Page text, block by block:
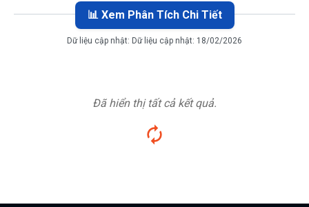
📊 Xem Phân Tích Chi Tiết
Dữ liệu cập nhật: Dữ liệu cập nhật: 18/02/2026
Đã hiển thị tất cả kết quả.